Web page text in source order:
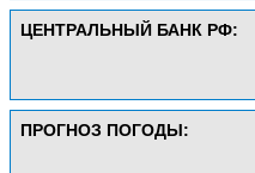
ЦЕНТРАЛЬНЫЙ БАНК РФ:
ПРОГНОЗ ПОГОДЫ: